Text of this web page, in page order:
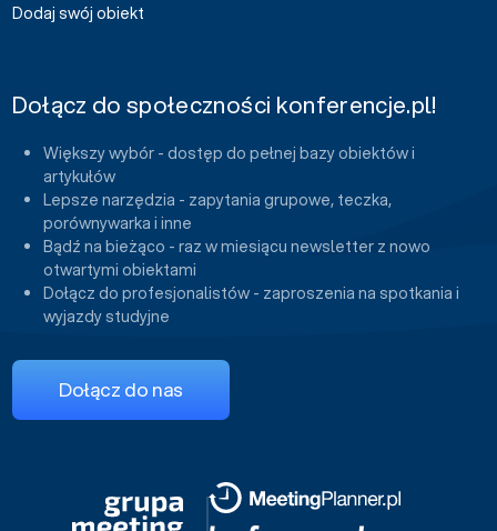
Dodaj swój obiekt
Dołącz do społeczności konferencje.pl!
Większy wybór - dostęp do pełnej bazy obiektów i
artykułów
Lepsze narzędzia - zapytania grupowe, teczka,
porównywarka i inne
Bądź na bieżąco - raz w miesiącu newsletter z nowo
otwartymi obiektami
Dołącz do profesjonalistów - zaproszenia na spotkania i
wyjazdy studyjne
Dołącz do nas